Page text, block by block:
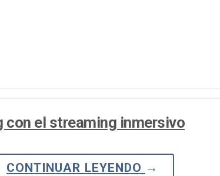
con el streaming inmersivo
CONTINUAR LEYENDO →